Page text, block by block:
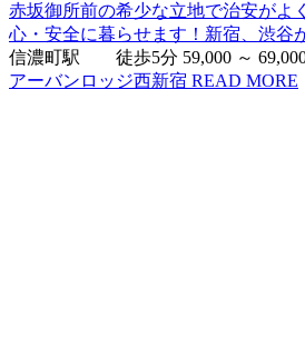
赤坂御所前の希少な立地で治安がよ
心・安全に暮らせます！新宿、渋谷
信濃町駅 徒歩5分 59,000 ～
アーバンロッジ西新宿 READ MORE